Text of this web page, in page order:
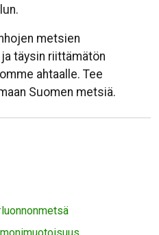
metsien
täysin riittämätön
ahtaalle. Tee
Suomen metsiä.
luonnonmetsä